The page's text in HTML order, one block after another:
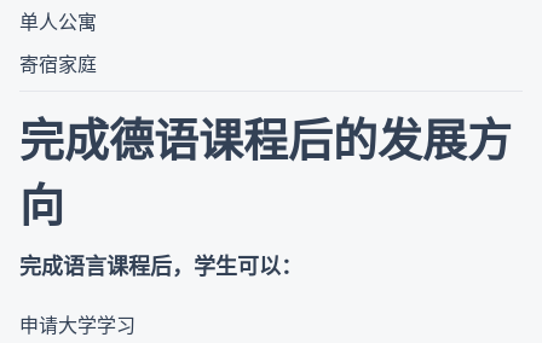
单人公寓
寄宿家庭
完成德语课程后的发展方
向
完成语言课程后，学生可以：
申请大学学习